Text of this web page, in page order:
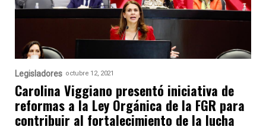
Legisladores octubre 12, 2021
Carolina Viggiano presentó iniciativa de
reformas a la Ley Orgánica de la FGR para
contribuir al fortalecimiento de la lucha